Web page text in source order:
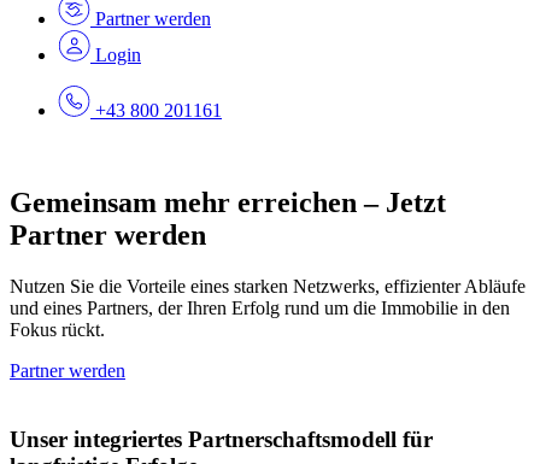
Partner werden
Login
+43 800 201161
Gemeinsam mehr erreichen – Jetzt
Partner werden
Nutzen Sie die Vorteile eines starken Netzwerks, effizienter Abläufe
und eines Partners, der Ihren Erfolg rund um die Immobilie in den
Fokus rückt.
Partner werden
Unser integriertes Partnerschaftsmodell für